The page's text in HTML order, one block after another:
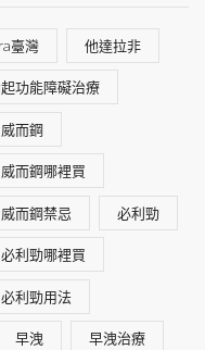
臺灣 他達拉非
功能障礙治療
威而鋼
威而鋼哪裡買
威而鋼禁忌 必利勁
必利勁哪裡買
必利勁用法
早洩 早洩治療